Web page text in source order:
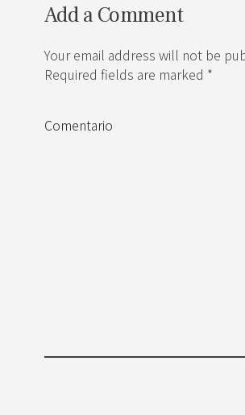
Add a Comment
Your email address will not be
Required fields are marked *
Comentario